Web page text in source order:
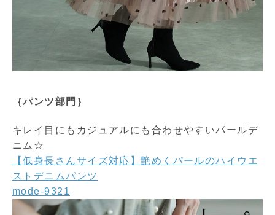
｛パンツ部門｝
キレイ目にもカジュアルにも合わせやすいパールデ
ニム☆
【低身長さんサイズ対応】艶めくパールのハイウエ
ストデニムパンツ
mode-9321